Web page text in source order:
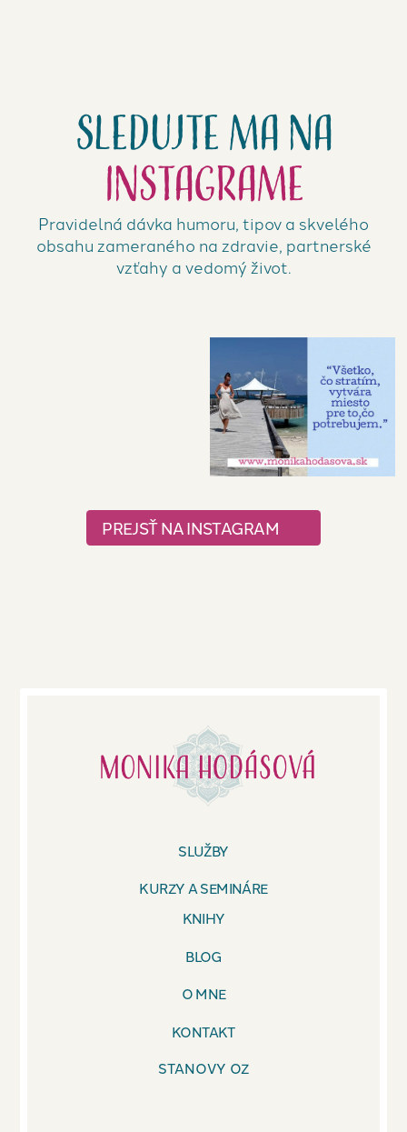
Sledujte ma na
Instagrame
Pravidelná dávka humoru, tipov a skvelého
obsahu zameraného na zdravie, partnerské
vzťahy a vedomý život.
PREJSŤ NA INSTAGRAM
SLUŽBY
BLOG
O MNE
KONTAKT
STANOVY OZ
KURZY A SEMINÁRE
KNIHY